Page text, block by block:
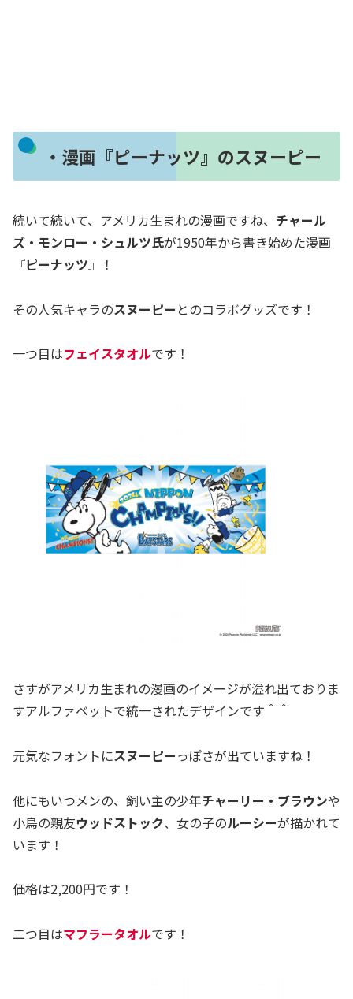
・漫画『ピーナッツ』のスヌーピー
続いて続いて、アメリカ生まれの漫画ですね、 チャール
ズ・モンロー・シュルツ氏が1950年から書き始めた漫画
『ピーナッツ』！
その人気キャラのスヌーピー とのコラボグッズです！
一つ目はフェイスタオルです！
さすがアメリカ生まれの漫画のイメージが溢れ出ておりま
すアルファベットで統一されたデザインです＾＾
元気なフォントにスヌーピーっぽさが出ていますね！
他にもいつメンの、飼い主の少年チャーリー・ブラウンや
小鳥の親友ウッドストック、女の子のルーシーが描かれて
います！
価格は2,200円です！
二つ目はマフラータオルです！